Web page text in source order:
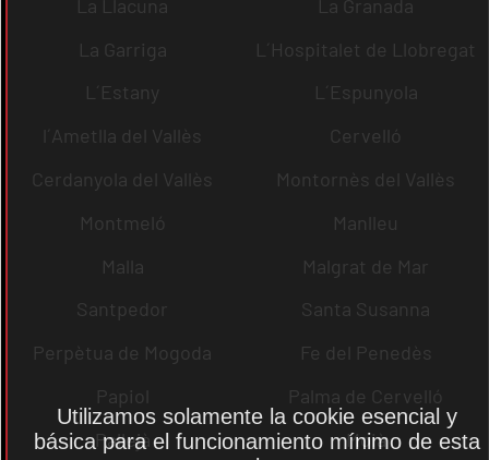
La Llacuna
La Granada
La Garriga
L´Hospitalet de Llobregat
L´Estany
L´Espunyola
l´Ametlla del Vallès
Cervelló
Cerdanyola del Vallès
Montornès del Vallès
Montmeló
Manlleu
Malla
Malgrat de Mar
Santpedor
Santa Susanna
Perpètua de Mogoda
Fe del Penedès
Papiol
Palma de Cervelló
Pallejà
Moià
Utilizamos solamente la cookie esencial y
básica para el funcionamiento mínimo de esta